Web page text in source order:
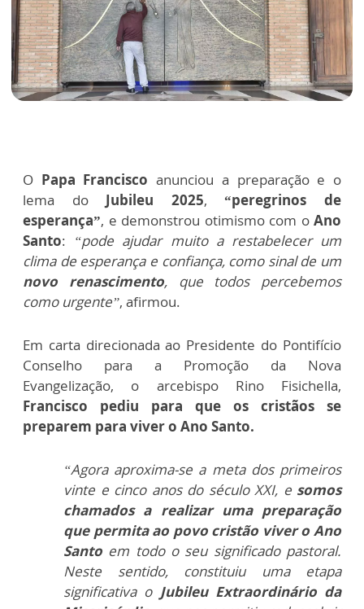
O Papa Francisco anunciou a preparação e o
lema doJubileu 2025,“peregrinos de
esperança”, e demonstrou otimismo com o Ano
Santo: “pode ajudar muito a restabelecer um
clima de esperança e confiança, como sinal de um
novo renascimento, que todos percebemos
como urgente”, afirmou.
Em carta direcionada ao Presidente do Pontifício
Conselho para a Promoção da Nova
Evangelização, o arcebispo Rino Fisichella,
Francisco pediu para que os cristãos se
preparem para viver o Ano Santo.
“Agora aproxima-se a meta dos primeiros
vinte e cinco anos do século XXI, e somos
chamados a realizar uma preparação
que permita ao povo cristão viver o Ano
Santo em todo o seu significado pastoral.
Neste sentido, constituiu uma etapa
significativa o Jubileu Extraordinário da